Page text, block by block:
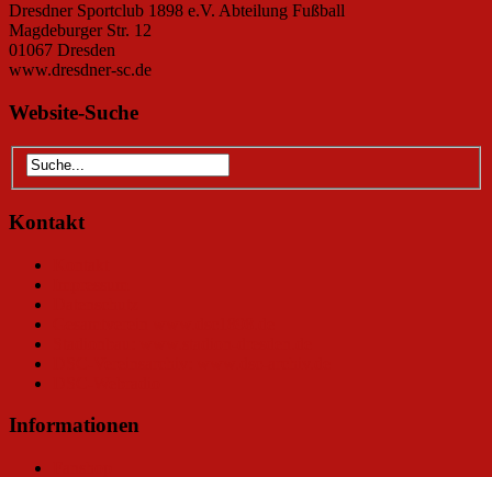
Dresdner Sportclub 1898 e.V. Abteilung Fußball
Magdeburger Str. 12
01067 Dresden
www.dresdner-sc.de
Website-Suche
Kontakt
Informationen